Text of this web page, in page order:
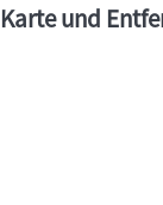
Karte und